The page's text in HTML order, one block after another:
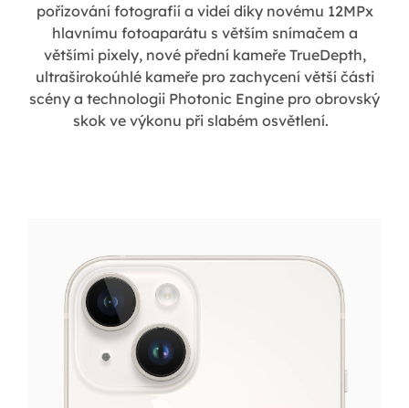
pořizování fotografií a videí díky novému 12MPx
hlavnímu fotoaparátu s větším snímačem a
většími pixely, nové přední kameře TrueDepth,
ultraširokoúhlé kameře pro zachycení větší části
scény a technologii Photonic Engine pro obrovský
skok ve výkonu při slabém osvětlení.